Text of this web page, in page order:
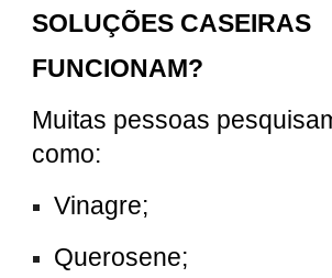
SOLUÇÕES CASEIRAS
FUNCIONAM?
Muitas pessoas
como:
Vinagre;
Querosene;